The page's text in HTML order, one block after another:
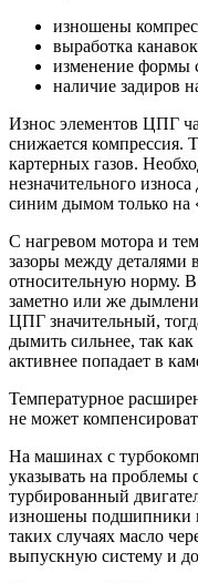
изношены
выработка
изменение формы
наличие задиров
Износ элементов ЦПГ
снижается компрессия.
картерных газов.
незначительного
синим дымом только на
С нагревом мотора и
зазоры между деталями
относительную норму.
заметно или же
ЦПГ значительный,
дымить сильнее, так
активнее попадает в
Температурное
не может
На машинах с
указывать на проблемы
турбированный
изношены подшипники
таких случаях масло
выпускную систему и